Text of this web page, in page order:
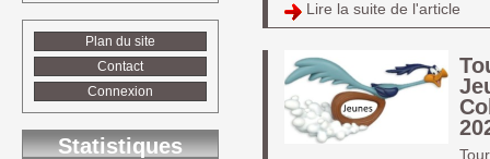
Lire la suite de l'article
Plan du site
Contact
Connexion
Statistiques